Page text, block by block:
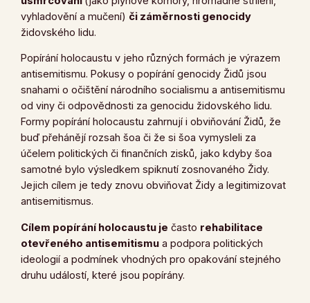
vyhladovění a mučení) či záměrnosti genocidy
židovského lidu.
Popírání holocaustu v jeho různých formách je výrazem
antisemitismu. Pokusy o popírání genocidy Židů jsou
snahami o očištění národního socialismu a antisemitismu
od viny či odpovědnosti za genocidu židovského lidu.
Formy popírání holocaustu zahrnují i obviňování Židů, že
buď přehánějí rozsah šoa či že si šoa vymysleli za
účelem politických či finančních zisků, jako kdyby šoa
samotné bylo výsledkem spiknutí zosnovaného Židy.
Jejich cílem je tedy znovu obviňovat Židy a legitimizovat
antisemitismus.
Cílem popírání holocaustu je často rehabilitace
otevřeného antisemitismu a podpora politických
ideologií a podmínek vhodných pro opakování stejného
druhu událostí, které jsou popírány.